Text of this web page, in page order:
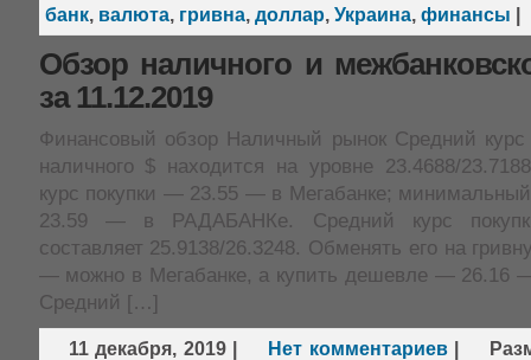
банк, валюта, гривна, доллар, Украина, финансы
Обзор наличного и
за 11.12.2019
Финансовый обзор Наличный рынок Средний курс
наличного $ находится на уровне 23.4688/
курс покупки — 23.55 — в Мегабанке;
23.59 — в РАДАБАНКе. Средний курс
составляет 25.9138/26.3248. Обменять его на
— можно в Мегабанке, а купить дешевле — 26.16
Средний […]
11 декабря, 2019| Нет комментариев